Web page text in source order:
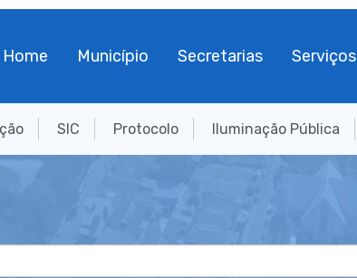
Home Município Secretarias Serviços
SIC Protocolo Iluminação Pública